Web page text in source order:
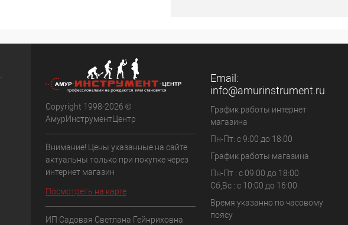
Недоступно
Copyright 1998-2026 ©
АмурИнструментЦентр
Внимание! Цены указанные на сайте
актуальны только при покупке через
интернет магазин
Посмотреть на карте
ИП Садовая Светлана Гейнриховна
Email:
info@amurinstrument.ru
График работы интернет
магазина
Пн-Пт: с 9:00 до 18:00
График работы магазина
Пн-Пт : с 09:00 до 18:00
Сб,Вс : c 10:00 до 16:00
Время указанно по часовому
поясу